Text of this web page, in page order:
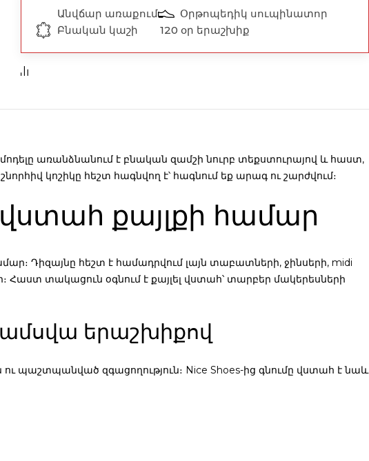
Անվճար առաքում
Օրթոպեդիկ սուպինատոր
Բնական կաշի
120 օր երաշխիք
մոդելը առանձնանում է բնական զամշի նուրբ տեքստուրայով և հաստ,
կոշիկը հեշտ հագնվող է՝ հագնում եք արագ ու շարժվում։
քայլքի համար
Դիզայնը հեշտ է համադրվում լայն տաբատների, ջինսերի, midi
Հաստ տակացուն օգնում է քայլել վստահ՝ տարբեր մակերեսների
երաշխիքով
պաշտպանված զգացողություն։ Nice Shoes-ից գնումը վստահ է նաև